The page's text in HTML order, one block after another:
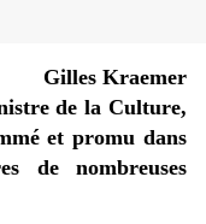
Gilles Kraemer
de la Culture,
et promu dans
de nombreuses